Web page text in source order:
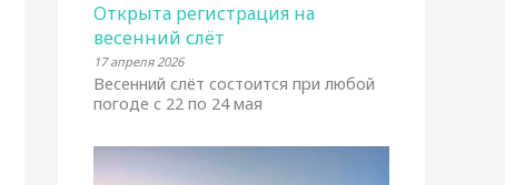
Открыта регистрация на
весенний слёт
17 апреля 2026
Весенний слёт состоится при любой
погоде с 22 по 24 мая